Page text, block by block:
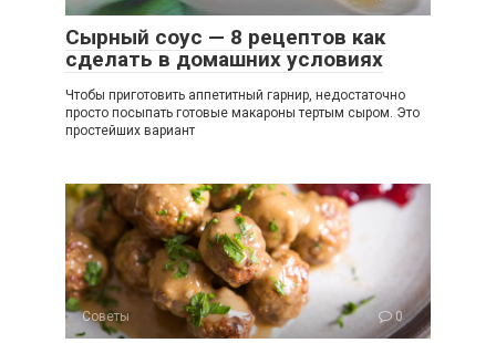
Сырный соус — 8 рецептов как
сделать в домашних условиях
Чтобы приготовить аппетитный гарнир, недостаточно
просто посыпать готовые макароны тертым сыром. Это
простейших вариант
Советы 0